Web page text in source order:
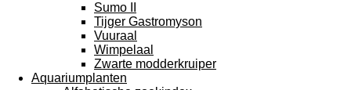
Sumo II
Tijger Gastromyson
Vuuraal
Wimpelaal
Zwarte modderkruiper
Aquariumplanten